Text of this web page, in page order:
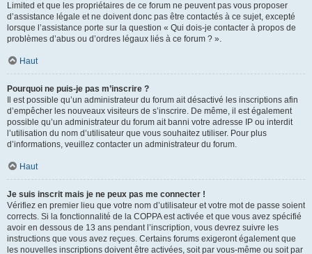
Limited et que les propriétaires de ce forum ne peuvent pas vous proposer
d’assistance légale et ne doivent donc pas être contactés à ce sujet, excepté
lorsque l’assistance porte sur la question « Qui dois-je contacter à propos de
problèmes d’abus ou d’ordres légaux liés à ce forum ? ».
Haut
Pourquoi ne puis-je pas m’inscrire ?
Il est possible qu’un administrateur du forum ait désactivé les inscriptions afin
d’empêcher les nouveaux visiteurs de s’inscrire. De même, il est également
possible qu’un administrateur du forum ait banni votre adresse IP ou interdit
l’utilisation du nom d’utilisateur que vous souhaitez utiliser. Pour plus
d’informations, veuillez contacter un administrateur du forum.
Haut
Je suis inscrit mais je ne peux pas me connecter !
Vérifiez en premier lieu que votre nom d’utilisateur et votre mot de passe soient
corrects. Si la fonctionnalité de la COPPA est activée et que vous avez spécifié
avoir en dessous de 13 ans pendant l’inscription, vous devrez suivre les
instructions que vous avez reçues. Certains forums exigeront également que
les nouvelles inscriptions doivent être activées, soit par vous-même ou soit par